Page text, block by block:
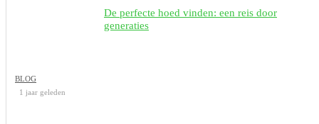
De perfecte hoed vinden: een reis door
generaties
BLOG
1 jaar geleden